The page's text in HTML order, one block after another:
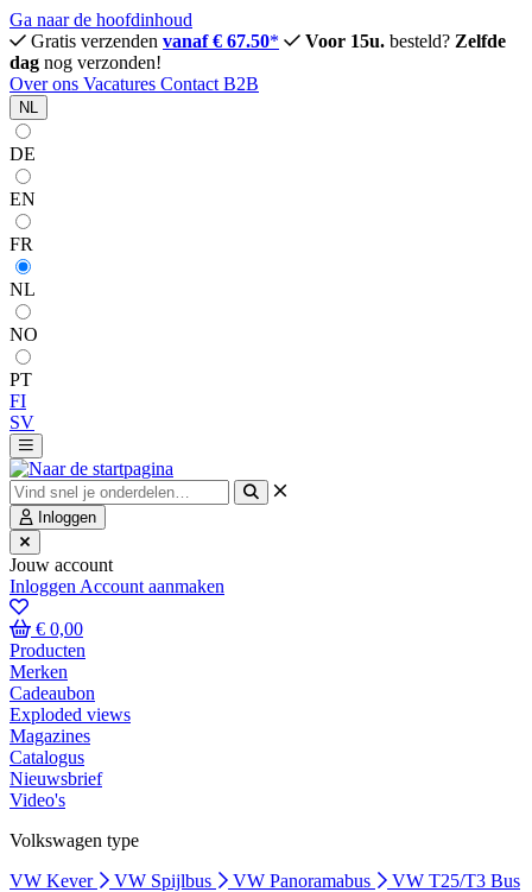
Ga naar de hoofdinhoud
Gratis verzenden vanaf € 67.50* Voor 15u. besteld? Zelfde
dag nog verzonden!
Over ons Vacatures Contact B2B
NL
DE
EN
FR
NL
NO
PT
FI
SV
Inloggen
Jouw account
Inloggen Account aanmaken
€ 0,00
Producten
Merken
Cadeaubon
Exploded views
Magazines
Catalogus
Nieuwsbrief
Video's
Volkswagen type
VW Kever
VW Spijlbus VW Panoramabus
VW T25/T3 Bus